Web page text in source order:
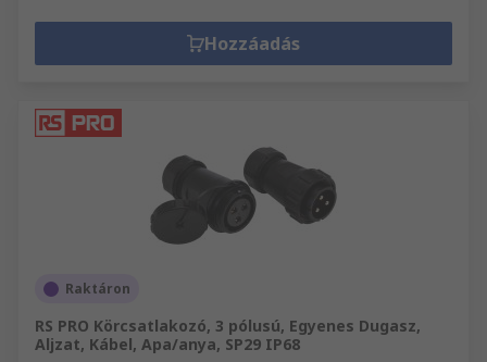
Hozzáadás
Raktáron
RS PRO Körcsatlakozó, 3 pólusú, Egyenes Dugasz,
Aljzat, Kábel, Apa/anya, SP29 IP68